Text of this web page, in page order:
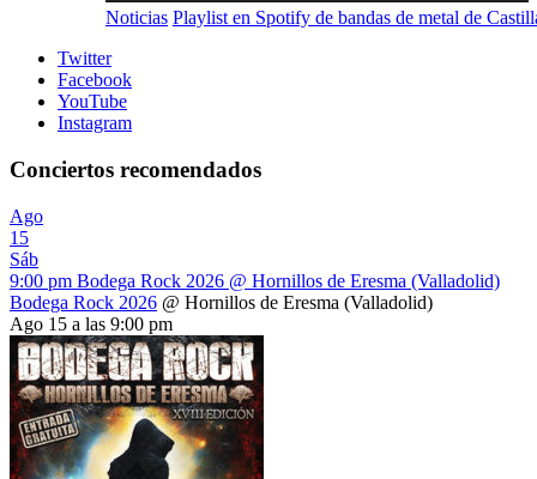
Noticias Playlist en Spotify de bandas de metal de
Twitter
Facebook
YouTube
Instagram
Conciertos recomendados
Ago
15
Sáb
9:00 pm Bodega Rock 2026 @ Hornillos de Eresma (Valladolid)
Bodega Rock 2026 @ Hornillos de Eresma (Valladolid)
Ago 15 a las 9:00 pm